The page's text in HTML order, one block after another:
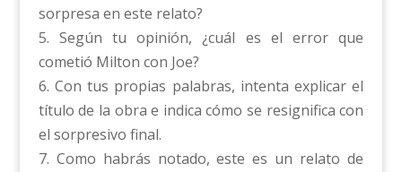
sorpresa en este relato?
5. Según tu opinión, ¿cuál es el error que
cometió Milton con Joe?
6. Con tus propias palabras, intenta explicar el
título de la obra e indica cómo se resignifica con
el sorpresivo final.
7. Como habrás notado, este es un relato de